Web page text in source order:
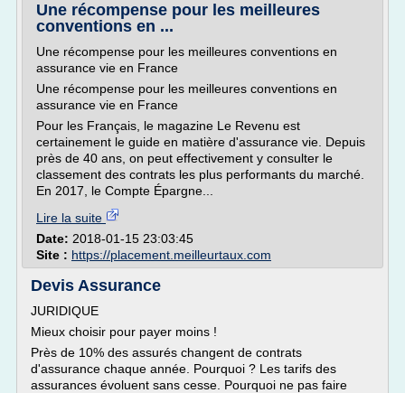
Une récompense pour les meilleures
conventions en ...
Une récompense pour les meilleures conventions en
assurance vie en France
Une récompense pour les meilleures conventions en
assurance vie en France
Pour les Français, le magazine Le Revenu est
certainement le guide en matière d'assurance vie. Depuis
près de 40 ans, on peut effectivement y consulter le
classement des contrats les plus performants du marché.
En 2017, le Compte Épargne...
Lire la suite
Date: 2018-01-15 23:03:45
Site : https://placement.meilleurtaux.com
Devis Assurance
JURIDIQUE
Mieux choisir pour payer moins !
Près de 10% des assurés changent de contrats
d'assurance chaque année. Pourquoi ? Les tarifs des
assurances évoluent sans cesse. Pourquoi ne pas faire